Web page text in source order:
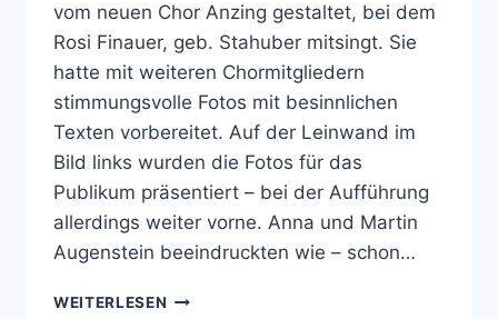
vom neuen Chor Anzing gestaltet, bei dem
Rosi Finauer, geb. Stahuber mitsingt. Sie
hatte mit weiteren Chormitgliedern
stimmungsvolle Fotos mit besinnlichen
Texten vorbereitet. Auf der Leinwand im
Bild links wurden die Fotos für das
Publikum präsentiert – bei der Aufführung
allerdings weiter vorne. Anna und Martin
Augenstein beeindruckten wie – schon…
WEITERLESEN ADVENTANSINGEN